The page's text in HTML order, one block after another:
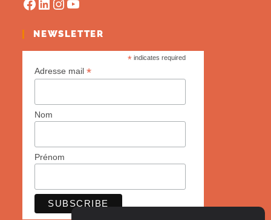
NEWSLETTER
* indicates required
Adresse mail*
Nom
Prénom